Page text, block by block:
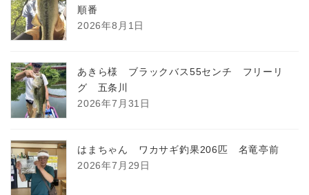
順番
2026年8月1日
あきら様 ブラックバス55センチ フリーリ
グ 五条川
2026年7月31日
はまちゃん ワカサギ釣果206匹 名竜亭前
2026年7月29日